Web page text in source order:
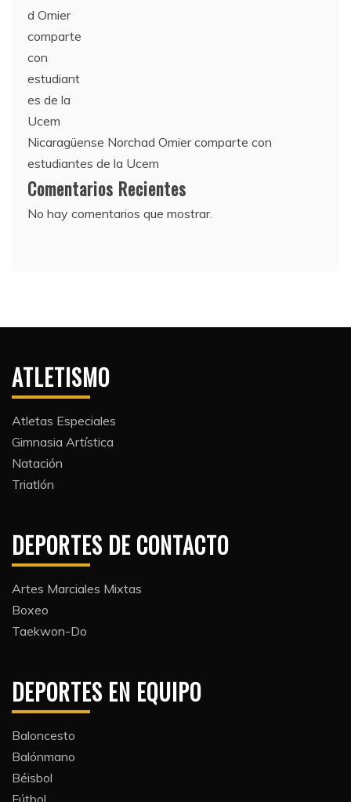
Nicaragüense Norchad Omier comparte con
estudiantes de la Ucem
Comentarios Recientes
No hay comentarios que mostrar.
ATLETISMO
Atletas Especiales
Gimnasia Artística
Natación​
Triatlón​
DEPORTES DE CONTACTO
Artes Marciales Mixtas
Boxeo
Taekwon-Do
DEPORTES EN EQUIPO
Baloncesto
Balónmano
Béisbol
Fútbol